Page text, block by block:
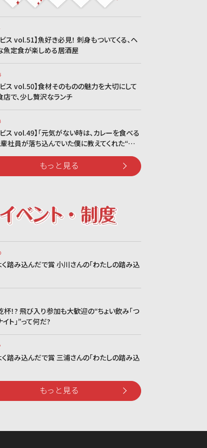
ス vol.51】魚好き必見！ 刺身もついてくる、ヘ
魚定食が楽しめる居酒屋
ビス vol.50】食材そのものの魅力を大切にして
店で、少し贅沢なランチ
ビス vol.49】「元気がない時は、カレーを食べる
輩社員が落ち込んでいた僕に教えてくれた“…
もっと見る
踏み込んだで賞 小川さんの「わたしの踏み込
杯！? 飛び入り参加も大歓迎の“ちょい飲み「つ
ト」”って何だ?
踏み込んだで賞 三浦さんの「わたしの踏み込
もっと見る